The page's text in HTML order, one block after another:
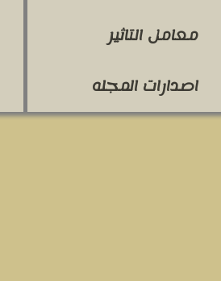
معامل التاثير
اصدارات المجله